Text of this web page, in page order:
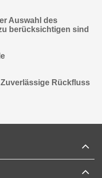
Auswahl des
berücksichtigen sind
Rückfluss